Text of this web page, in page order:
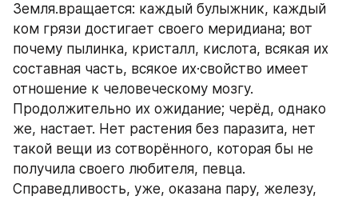
Земля.вращается: каждый булыжник, каждый
ком грязи достигает своего меридиана; вот
почему пылинка, кристалл, кислота, всякая их
составная часть, всякое их·свойство имеет
отношение к человеческому мозгу.
Продолжительно их ожидание; черёд, однако
же, настает. Нет растения без паразита, нет
такой вещи из сотворённого, которая бы не
получила своего любителя, певца.
Справедливость, уже, оказана пару, железу,